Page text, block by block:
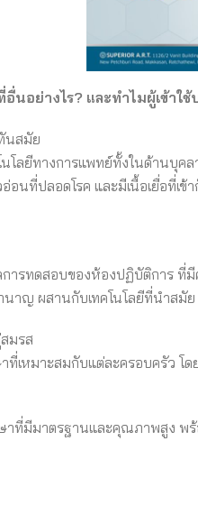
นอย่างไร? และทำไมผู้เข้าใ
นสมัย
นโลยีทางการแพทย์ทั้งในด้านบุ
อนที่ปลอดโรค และมีเนื้อเยื่อที่เ
การทดสอบของห้องปฏิบัติการ ที่
ญ ผสานกับเทคโนโลยีที่นำสมัย
มรส
ที่เหมาะสมกับแต่ละครอบครัว โด
ษาที่มีมาตรฐานและคุณภาพสูง